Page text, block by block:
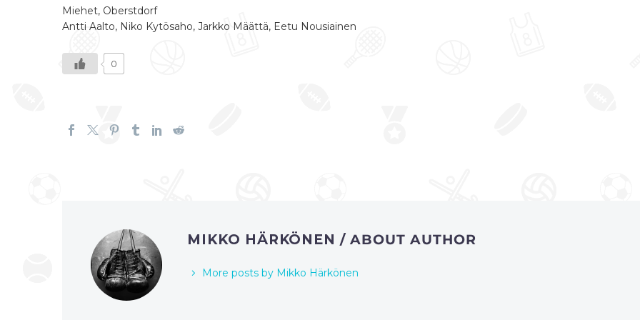
Miehet, Oberstdorf
Antti Aalto, Niko Kytösaho, Jarkko Määttä, Eetu Nousiainen
0
MIKKO HÄRKÖNEN/ ABOUT AUTHOR
More posts by Mikko Härkönen